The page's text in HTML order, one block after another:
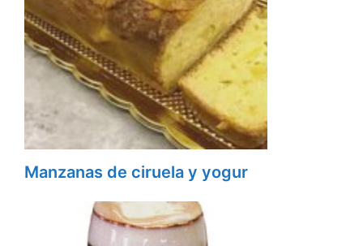
Manzanas de ciruela y yogur